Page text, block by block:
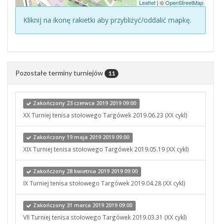
Leaflet | ©OpenStreetMap
Kliknij na ikonę rakietki aby przybliżyć/oddalić mapkę.
Pozostałe terminy turniejów 11
Zakończony 23 czerwca 2019 2019 09:00
XX Turniej tenisa stołowego Targówek 2019.06.23 (XX cykl)
Zakończony 19 maja 2019 2019 09:00
XIX Turniej tenisa stołowego Targówek 2019.05.19 (XX cykl)
Zakończony 28 kwietnia 2019 2019 09:00
IX Turniej tenisa stołowego Targówek 2019.04.28 (XX cykl)
Zakończony 31 marca 2019 2019 09:00
VII Turniej tenisa stołowego Targówek 2019.03.31 (XX cykl)